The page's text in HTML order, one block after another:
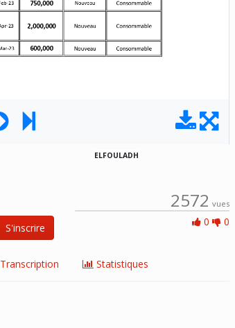
ELFOULADH
S'inscrire
2572 vues
0 Aime
0 0
Transcription Statistiques